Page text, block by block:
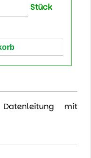
Stück
Datenleitung mit